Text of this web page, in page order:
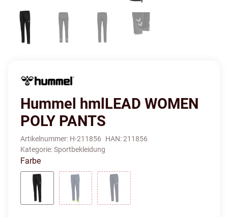
Hummel hmlLEAD WOMEN
POLY PANTS
Artikelnummer: H-211856 HAN:211856
Kategorie:Sportbekleidung
Farbe